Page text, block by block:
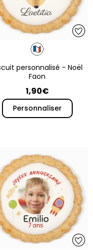
personnalisé - Noël
Faon
1,90€
Personnaliser